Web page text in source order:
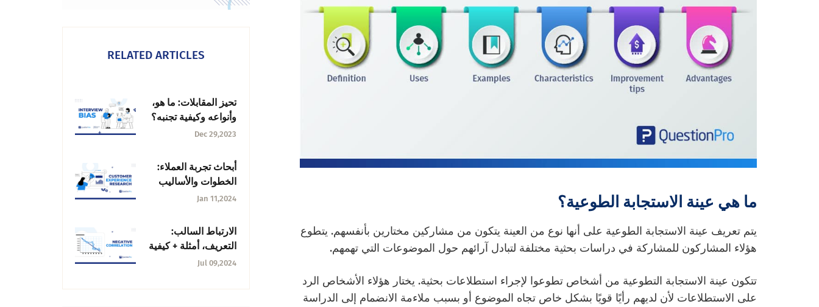
ما هي عينة الاستجابة الطوعية؟
يتم تعريف عينة الاستجابة الطوعية على أنها نوع من العينة يتكون من مشاركين مختارين بأنفسهم. يتطوع
هؤلاء المشاركون للمشاركة في دراسات بحثية مختلفة لتبادل آرائهم حول الموضوعات التي تهمهم.
تتكون عينة الاستجابة التطوعية من أشخاص تطوعوا لإجراء استطلاعات بحثية. يختار هؤلاء الأشخاص الرد
على الاستطلاعات لأن لديهم رأيًا قويًا بشكل خاص تجاه الموضوع أو بسبب ملاءمة الانضمام إلى الدراسة
RELATED ARTICLES
تحيز المقابلات: ما هو،
وأنواعه وكيفية تجنبه؟
Dec 29,2023
أبحاث تجربة العملاء:
الخطوات والأساليب
وأفضل الممارسات
Jan 11,2024
الارتباط السالب:
التعريف، أمثلة + كيفية
العثور عليه؟
Jul 09,2024